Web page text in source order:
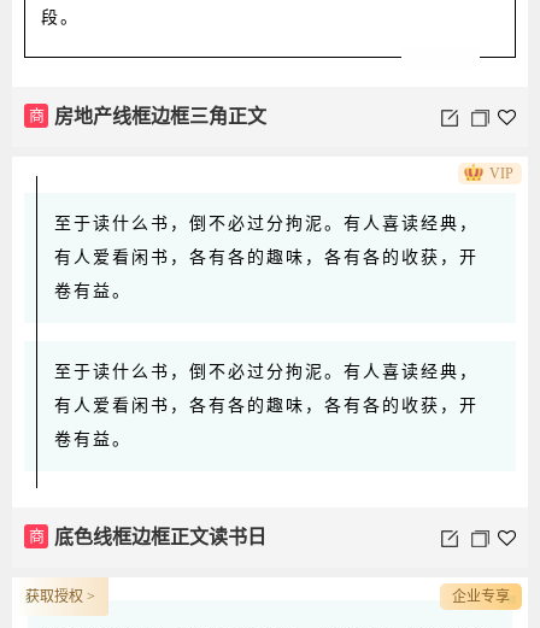
段。
商 房地产线框边框三角正文
至于读什么书，倒不必过分拘泥。有人喜读经典，
有人爱看闲书，各有各的趣味，各有各的收获，开
卷有益。
至于读什么书，倒不必过分拘泥。有人喜读经典，
有人爱看闲书，各有各的趣味，各有各的收获，开
卷有益。
商 底色线框边框正文读书日
VIP
获取授权 > 企业专享